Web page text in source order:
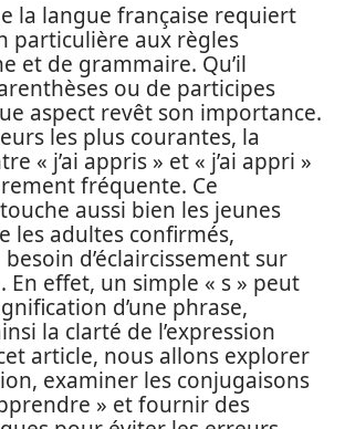
la langue française requiert
particulière aux règles
et de grammaire. Qu’il
ou de participes
aspect revêt son importance.
les plus courantes, la
« j’ai appris » et « j’ai appri »
fréquente. Ce
aussi bien les jeunes
les adultes confirmés,
d’éclaircissement sur
En effet, un simple « s » peut
d’une phrase,
la clarté de l’expression
article, nous allons explorer
examiner les conjugaisons
» et fournir des